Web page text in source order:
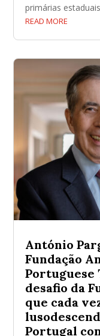
primárias
READ MORE
António
Fundação
Portuguese
desafio da
que cada
Portugal